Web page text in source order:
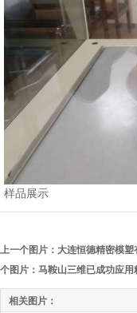
样品展示
上一个图片： 大连恒德精密模塑
个图片： 马鞍山三维已成功应
相关图片：